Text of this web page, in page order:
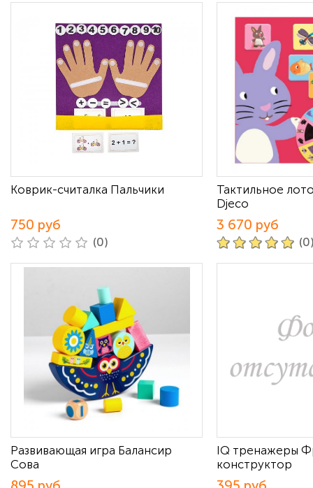
Коврик-считалка Пальчики
750 руб
(0)
Тактильное
Djeco
3 670 руб
Развивающая игра Балансир
Сова
IQ тренажеры
конструктор